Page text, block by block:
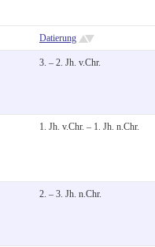
Datierung
3. – 2. Jh. v.Chr.
1. Jh. v.Chr. – 1. Jh. n.Chr.
2. – 3. Jh. n.Chr.